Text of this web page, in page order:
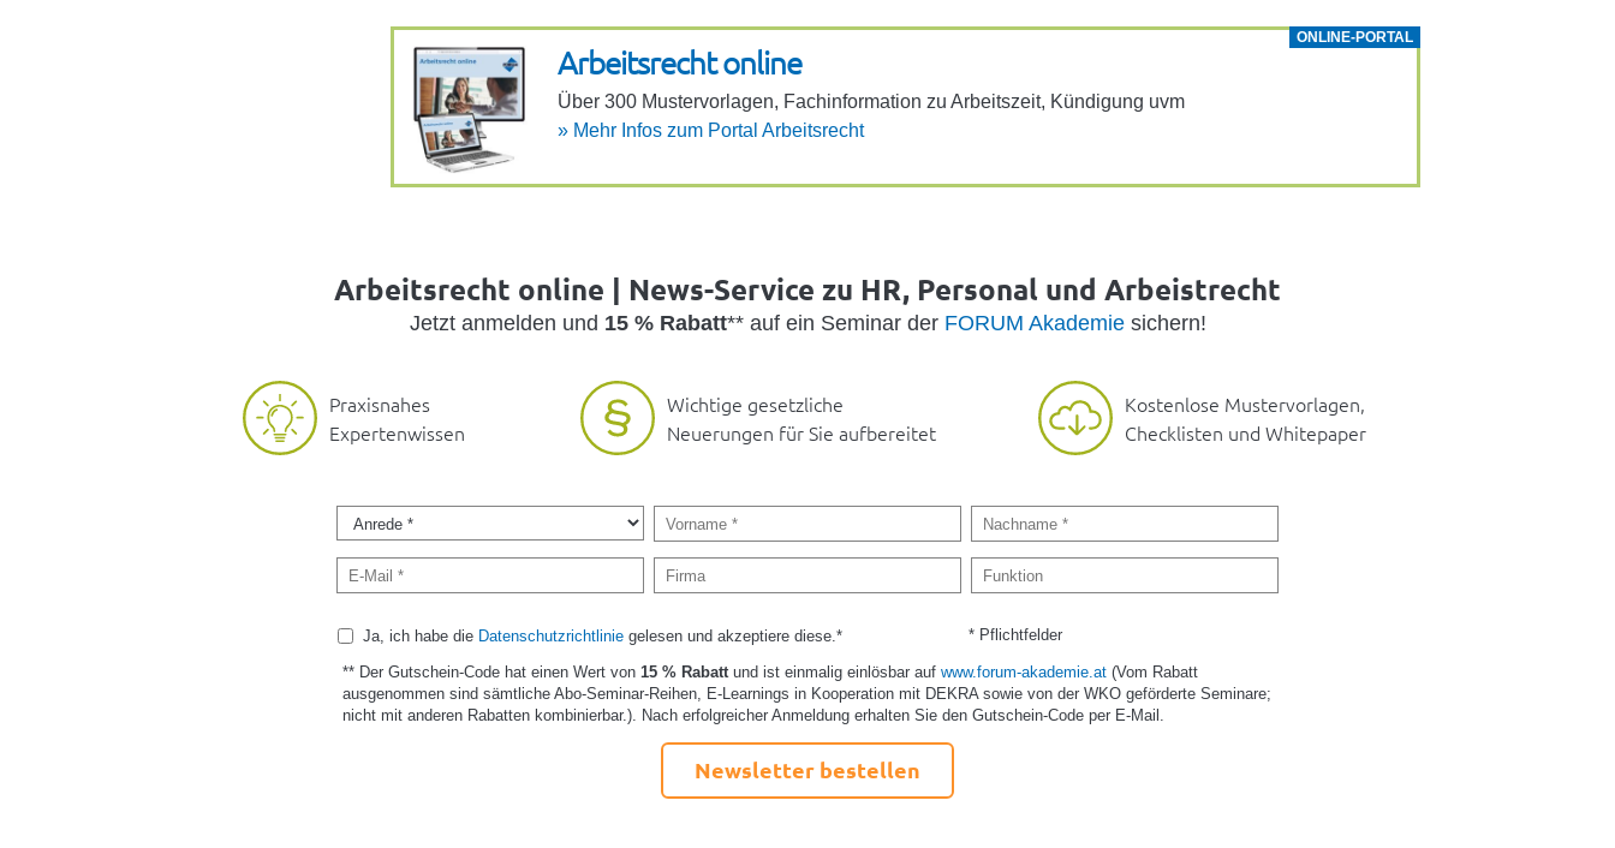
ONLINE-PORTAL
Arbeits­recht online
Über 300 Muster­vor­lagen, Fach­in­for­ma­tion zu Arbeits­zeit, Kündi­gung uvm
» Mehr Infos zum Portal Arbeits­recht
Arbeitsrecht online | News-Service zu HR, Personal und Arbeistrecht
Jetzt anmelden und 15 % Rabatt** auf ein Seminar der FORUM Akademiesichern!
Praxisnahes
Expertenwissen
Wichtige gesetzliche
Neuerungen für Sie aufbereitet
Kostenlose Mustervorlagen,
Checklisten und Whitepaper
Ja, ich habe die Datenschutzrichtliniegelesen und akzeptiere diese.* * Pflichtfelder
** Der Gutschein-Code hat einen Wert von 15 % Rabattund ist einmalig einlösbar aufwww.forum-akademie.at (Vom Rabatt
ausgenommen sind sämtliche Abo-Seminar-Reihen, E-Learnings in Kooperation mit DEKRA sowie von der WKO geförderte Seminare;
nicht mit anderen Rabatten kombinierbar.). Nach erfolgreicher Anmeldung erhalten Sie den Gutschein-Code per E-Mail.
Newsletter bestellen